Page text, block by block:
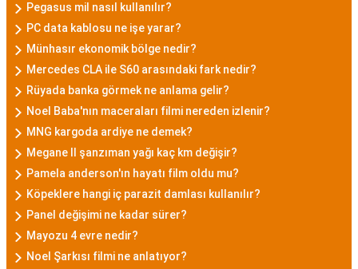
Pegasus mil nasıl kullanılır?
PC data kablosu ne işe yarar?
Münhasır ekonomik bölge nedir?
Mercedes CLA ile S60 arasındaki fark nedir?
Rüyada banka görmek ne anlama gelir?
Noel Baba'nın maceraları filmi nereden izlenir?
MNG kargoda ardiye ne demek?
Megane II şanzıman yağı kaç km değişir?
Pamela anderson'ın hayatı film oldu mu?
Köpeklere hangi iç parazit damlası kullanılır?
Panel değişimi ne kadar sürer?
Mayozu 4 evre nedir?
Noel Şarkısı filmi ne anlatıyor?